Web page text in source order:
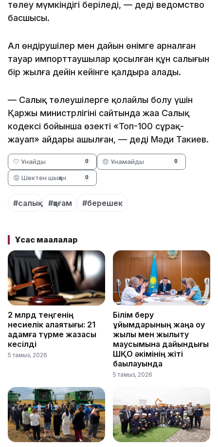
төлеу мүмкіндігі беріледі, — деді ведомство
басшысы.
Ал өндірушілер мен дайын өнімге арналған
тауар импорттаушылар қосылған құн салығын
бір жылға дейін кейінге қалдыра алады.
— Салық төлеушілерге қолайлы болу үшін
Қаржы министрлігінің сайтында жаңа Салық
кодексі бойынша өзекті «Топ-100 сұрақ-
жауап» айдары ашылған, — деді Мәди Такиев.
🤍 Ұнайды 0 😞 Ұнамайды 0
😡 Шектен шыққан 0
#салық #қоғам #берешек
Ұқсас мақалалар
2 млрд теңгенің
несиелік алаяқтығы: 21
адамға түрме жазасы
кесілді
5 тамыз, 2026
Білім беру
ұйымдарының жаңа оқу
жылы мен жылыту
маусымына дайындығы
ШҚО әкімінің жіті
бақылауында
5 тамыз, 2026